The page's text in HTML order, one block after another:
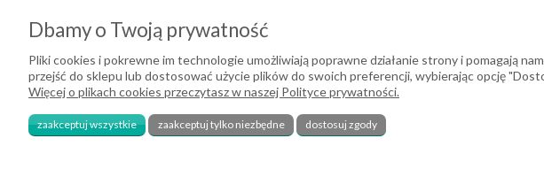
Polityka prywatności
2026 DeHome.pl | Tekstylia domowe DeHome | Przemysłowa 8, 43-430 Pierściec | E-mail:
Dbamy o Twoją prywatność
Pliki cookies i pokrewne im technologie umożliwiają poprawne działanie strony i pomagają
przejść do sklepu lub dostosować użycie plików do swoich preferencji, wybierając opcję
Więcej o plikach cookies przeczytasz w naszej Polityce prywatności.
zaakceptuj wszystkie zaakceptuj tylko niezbędne dostosuj zgody